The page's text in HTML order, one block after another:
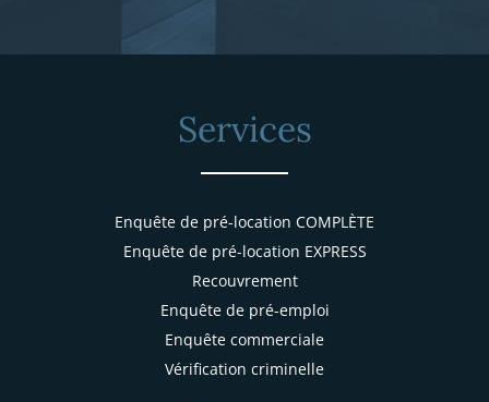
Services
Enquête de pré-location COMPLÈTE
Enquête de pré-location EXPRESS
Recouvrement
Enquête de pré-emploi
Enquête commerciale
Vérification criminelle